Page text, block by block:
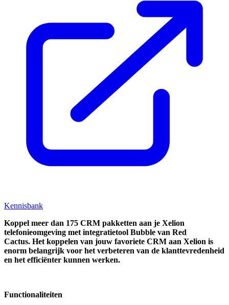
Kennisbank
Koppel meer dan 175 CRM pakketten aan je Xelion
telefonieomgeving met integratietool Bubble van Red
Cactus. Het koppelen van jouw favoriete CRM aan Xelion is
enorm belangrijk voor het verbeteren van de klanttevredenheid
en het efficiënter kunnen werken.
Functionaliteiten